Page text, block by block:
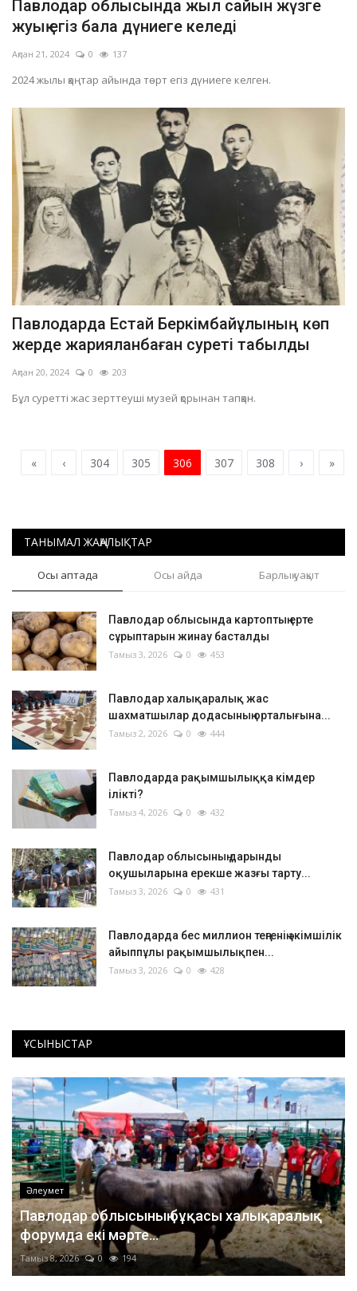
Павлодар облысында жыл сайын жүзге
жуық егіз бала дүниеге келеді
Ақпан 21, 2024 0 137
2024 жылы қаңтар айында төрт егіз дүниеге келген.
Павлодарда Естай Беркімбайұлының көп
жерде жарияланбаған суреті табылды
Ақпан 20, 2024 0 203
Бұл суретті жас зерттеуші музей қорынан тапқан.
« ‹ 304 305 306 307 308 › »
ТАНЫМАЛ ЖАҢАЛЫҚТАР
Осы аптада Осы айда Барлық уақыт
Павлодар облысында картоптың ерте
сұрыптарын жинау басталды
Тамыз 3, 2026 0 453
Павлодар халықаралық жас
шахматшылар додасының орталығына...
Тамыз 2, 2026 0 444
Павлодарда рақымшылыққа кімдер
ілікті?
Тамыз 4, 2026 0 432
Павлодар облысының дарынды
оқушыларына ерекше жазғы тарту...
Тамыз 3, 2026 0 431
Павлодарда бес миллион теңгенің әкімшілік
айыппұлы рақымшылықпен...
Тамыз 3, 2026 0 428
ҰСЫНЫСТАР
Әлеумет
Павлодар облысының бұқасы халықаралық
форумда екі мәрте...
Тамыз 8, 2026 0 194